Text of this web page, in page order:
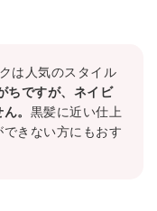
は人気のスタイル
ちですが、ネイビ
。 黒髪に近い仕上
きない方にもおす